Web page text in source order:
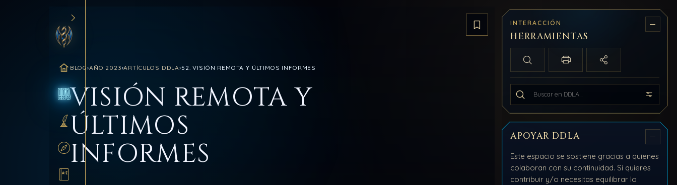
INICIO
BLOG
SANCTUM
RUTAS
GLOSARIO
Guardar artículo
BLOG›AÑO 2023›ARTÍCULOS DDLA›52. VISIÓN REMOTA Y ÚLTIMOS INFORMES
VISIÓN REMOTA Y
ÚLTIMOS
INFORMES
INTERACCIÓN
HERRAMIENTAS
Búsqueda localImprimir / PDFCompartir
Buscar en todo DDLA
APOYAR DDLA
Este espacio se sostiene gracias a quienes
colaboran con su continuidad. Si quieres
contribuir y/o necesitas equilibrar lo